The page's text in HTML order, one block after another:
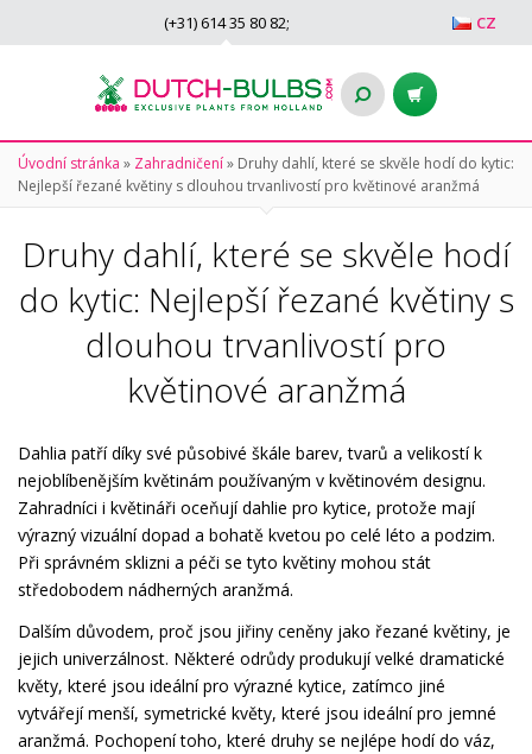
CZ
(+31) 614 35 80 82;
Úvodní stránka » Zahradničení» Druhy dahlí, které se skvěle hodí do kytic:
Nejlepší řezané květiny s dlouhou trvanlivostí pro květinové aranžmá
Druhy dahlí, které se skvěle hodí
do kytic: Nejlepší řezané květiny s
dlouhou trvanlivostí pro
květinové aranžmá
Dahlia patří díky své působivé škále barev, tvarů a velikostí k
nejoblíbenějším květinám používaným v květinovém designu.
Zahradníci i květináři oceňují dahlie pro kytice, protože mají
výrazný vizuální dopad a bohatě kvetou po celé léto a podzim.
Při správném sklizni a péči se tyto květiny mohou stát
středobodem nádherných aranžmá.
Dalším důvodem, proč jsou jiřiny ceněny jako řezané květiny, je
jejich univerzálnost. Některé odrůdy produkují velké dramatické
květy, které jsou ideální pro výrazné kytice, zatímco jiné
vytvářejí menší, symetrické květy, které jsou ideální pro jemné
aranžmá. Pochopení toho, které druhy se nejlépe hodí do váz,